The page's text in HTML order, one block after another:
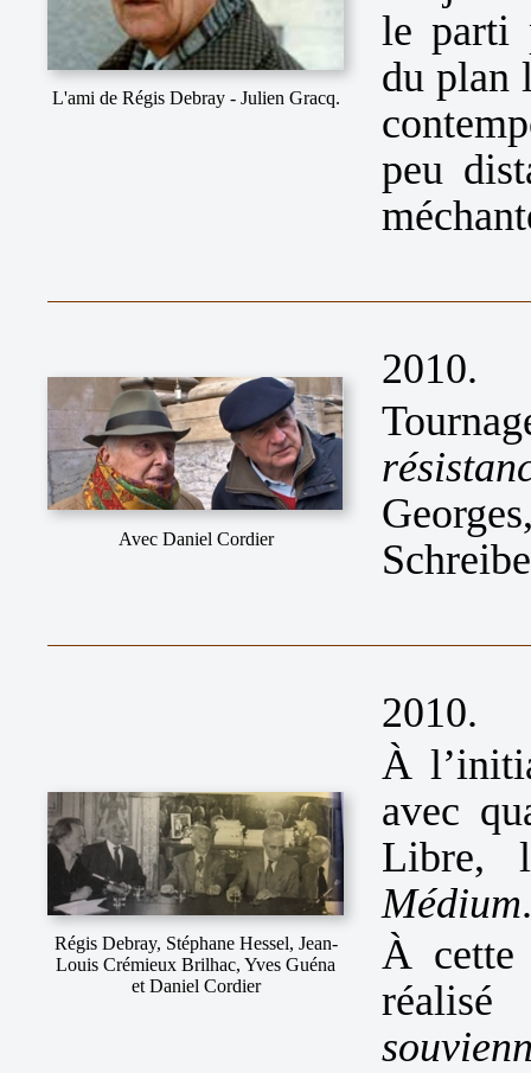
L'ami de Régis Debray - Julien Gracq.
le parti
du plan
peu
Avec Daniel Cordier
2010.
Régis Debray, Stéphane Hessel, Jean-
Louis Crémieux Brilhac, Yves Guéna
et Daniel Cordier
2010.
À
avec
Libre,
Médium.
À cette